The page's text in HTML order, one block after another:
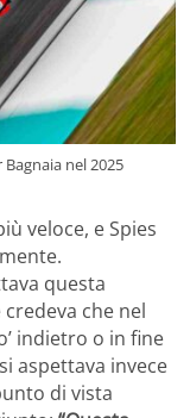
nel 2025
veloce, e Spies
questa
che nel
indietro o in fine
aspettava invece
di vista